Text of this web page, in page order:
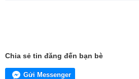
Chia sẻ tin đăng đến bạn bè
Gửi Messenger